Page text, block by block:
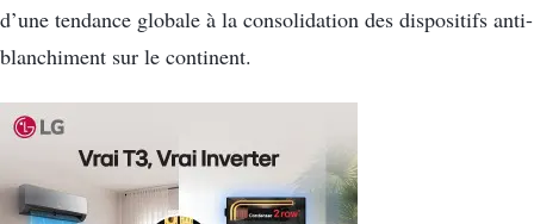
d’une tendance globale à la consolidation des dispositifs anti-
blanchiment sur le continent.